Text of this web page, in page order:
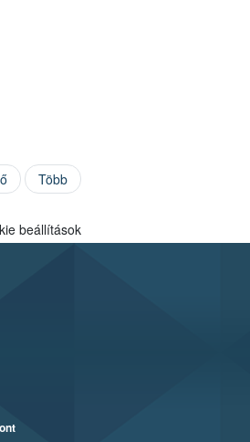
Több
beállítások